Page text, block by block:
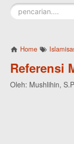
Home
Referensi
Oleh: Mushlihin,